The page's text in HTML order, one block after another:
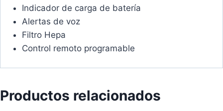
Indicador de carga de batería
Alertas de voz
Filtro Hepa
Control remoto programable
Productos relacionados